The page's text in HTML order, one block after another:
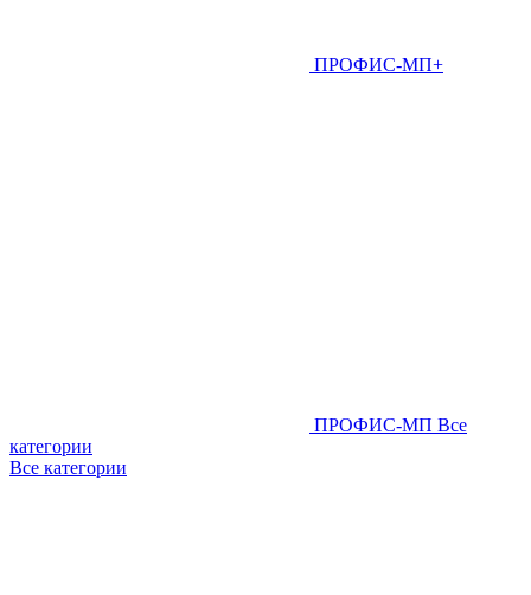
ПРОФИС-МП+
ПРОФИС-МП Все
категории
Все категории